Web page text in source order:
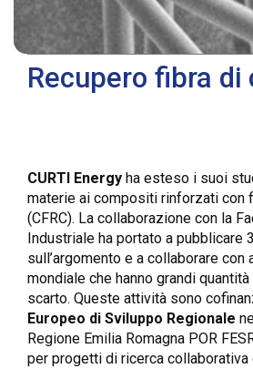
Recupero fibra di
CURTI Energy ha esteso i suoi
materie ai compositi rinforzati con
(CFRC). La collaborazione con la
Industriale ha portato a pubblicare
sull’argomento e a collaborare
mondiale che hanno grandi
scarto. Queste attività sono
Europeo di Sviluppo Regionale
Regione Emilia Romagna POR
per progetti di ricerca